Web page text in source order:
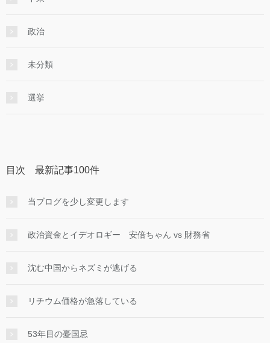
政治
未分類
選挙
目次 最新記事100件
当ブログを少し変更します
政治資金とイデオロギー 安倍ちゃん vs 財務省
沈む中国からネズミが逃げる
リチウム価格が急落している
53年目の憂国忌